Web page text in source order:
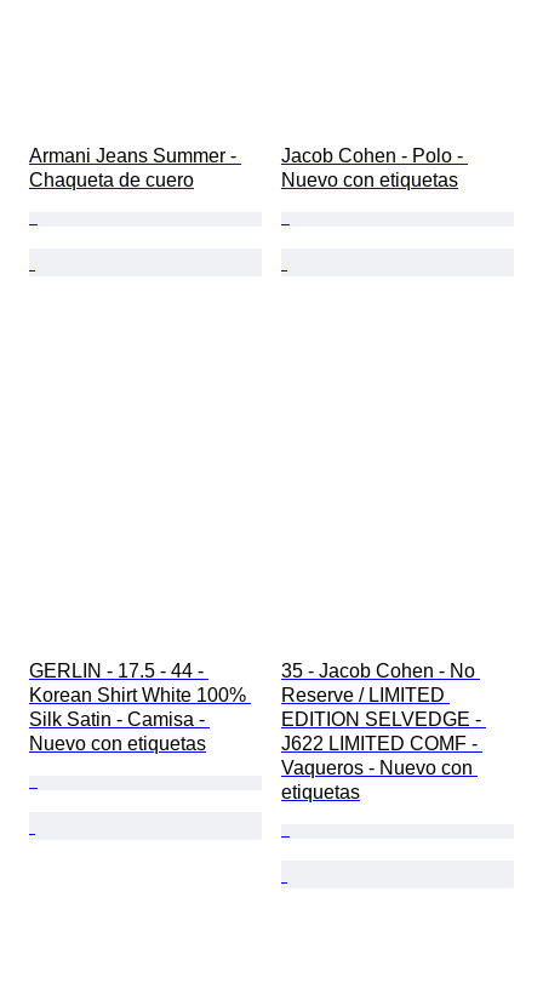
Armani Jeans Summer -
Chaqueta de cuero
Jacob Cohen - Polo -
Nuevo con etiquetas
GERLIN - 17.5 - 44 -
Korean Shirt White 100%
Silk Satin - Camisa -
Nuevo con etiquetas
35 - Jacob Cohen - No
Reserve / LIMITED
EDITION SELVEDGE -
J622 LIMITED COMF -
Vaqueros - Nuevo con
etiquetas